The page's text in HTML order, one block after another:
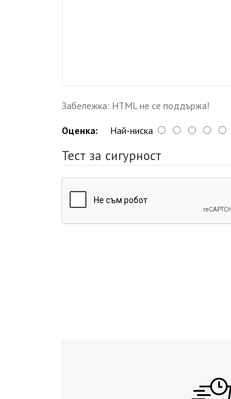
Забележка: HTML не се поддържа!
Оценка: Най-ниска
Тест за сигурност